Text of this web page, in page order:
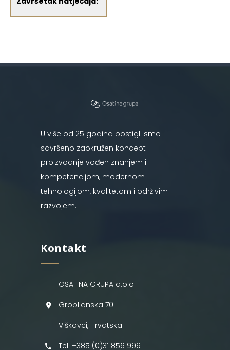
U više od 25 godina postigli smo
savršeno zaokružen koncept
proizvodnje vođen znanjem i
kompetencijom, modernom
tehnologijom, kvalitetom i održivim
razvojem.
Kontakt
OSATINA GRUPA d.o.o.
Grobljanska 70
Viškovci, Hrvatska
Tel: +385 (0)31 856 999